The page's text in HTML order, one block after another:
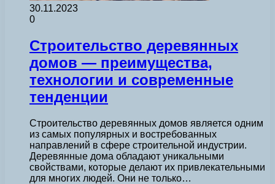
30.11.2023
0
Строительство деревянных
домов — преимущества,
технологии и современные
тенденции
Строительство деревянных домов является одним
из самых популярных и востребованных
направлений в сфере строительной индустрии.
Деревянные дома обладают уникальными
свойствами, которые делают их привлекательными
для многих людей. Они не только…